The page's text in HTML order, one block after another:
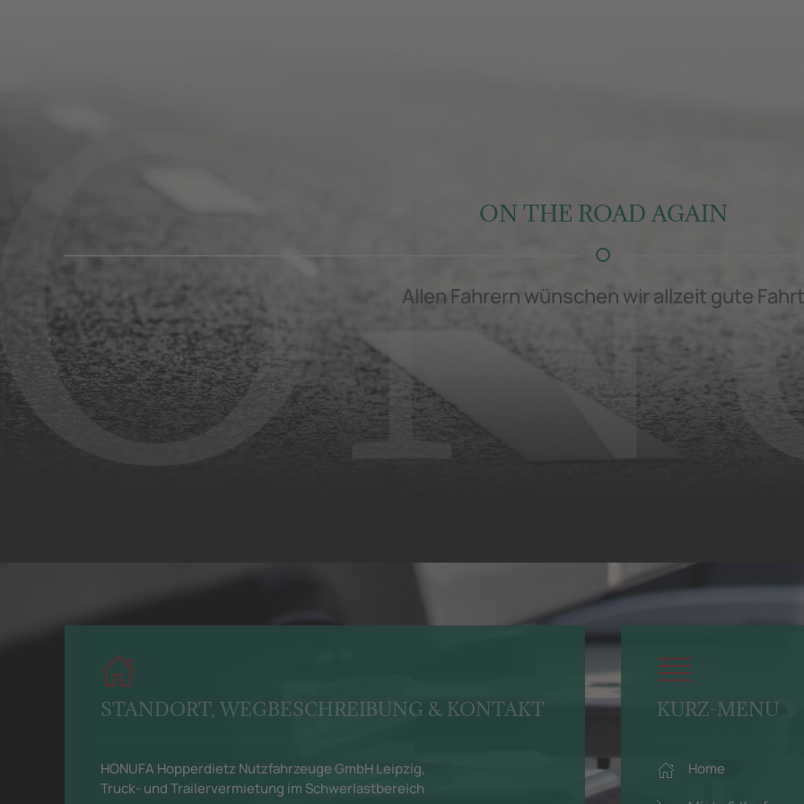
ON THE ROAD AGAIN
Allen Fahrern wünschen wir allzeit gute Fahrt
STANDORT, WEGBESCHREIBUNG & KONTAKT
HONUFA Hopperdietz Nutzfahrzeuge GmbH Leipzig,
Truck- und Trailervermietung im Schwerlastbereich
KURZ-MENU
Home